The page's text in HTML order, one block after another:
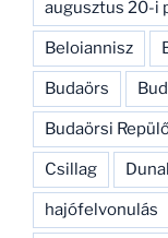
augusztus 20-i
Beloiannisz
Budaörs
Budaörsi
Csillag
hajófelvonulás